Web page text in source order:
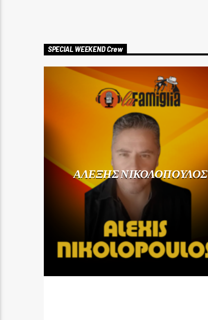
SPECIAL WEEKEND Crew
ΑΛΕΞΗΣ ΝΙΚΟΛΟΠΟΥΛΟΣ